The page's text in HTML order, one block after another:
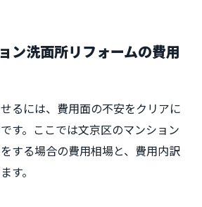
ン洗面所リフォームの費用
るには、費用面の不安をクリアに
す。ここでは文京区のマンション
する場合の費用相場と、費用内訳
す。